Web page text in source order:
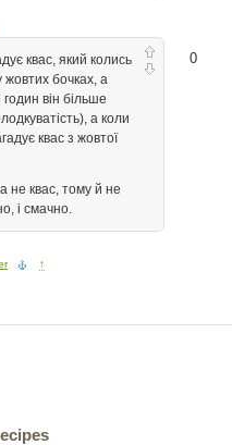
0
квас, який колись
жовтих бочках, а
він більше
а коли
квас з жовтої
не квас, тому й не
і смачно.
↑